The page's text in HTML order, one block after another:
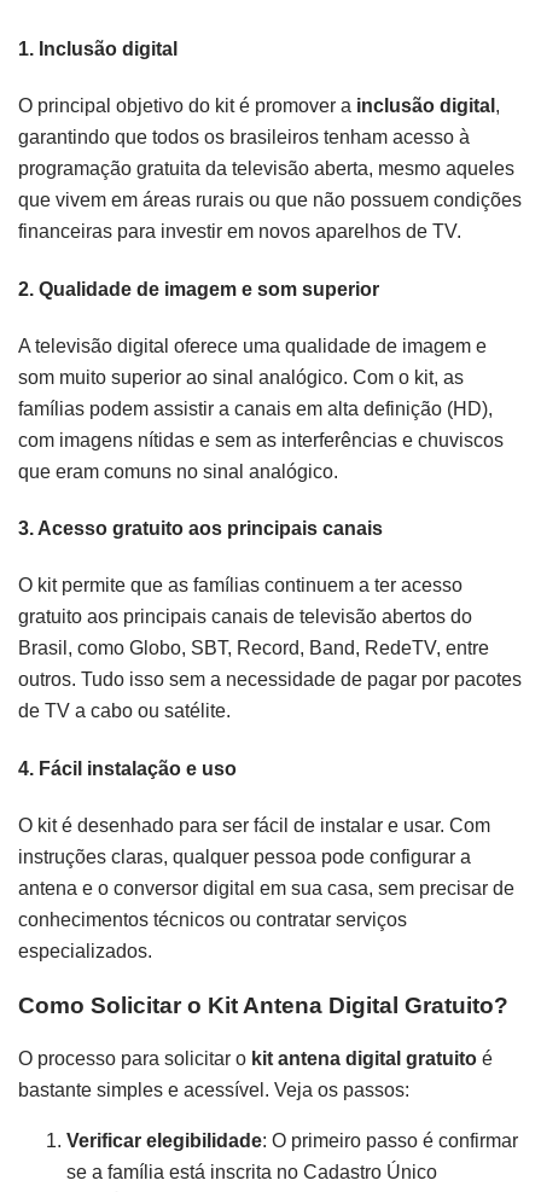
1. Inclusão digital
O principal objetivo do kit é promover a inclusão digital ,
garantindo que todos os brasileiros tenham acesso à
programação gratuita da televisão aberta, mesmo aqueles
que vivem em áreas rurais ou que não possuem condições
financeiras para investir em novos aparelhos de TV.
2. Qualidade de imagem e som superior
A televisão digital oferece uma qualidade de imagem e
som muito superior ao sinal analógico. Com o kit, as
famílias podem assistir a canais em alta definição (HD),
com imagens nítidas e sem as interferências e chuviscos
que eram comuns no sinal analógico.
3. Acesso gratuito aos principais canais
O kit permite que as famílias continuem a ter acesso
gratuito aos principais canais de televisão abertos do
Brasil, como Globo, SBT, Record, Band, RedeTV, entre
outros. Tudo isso sem a necessidade de pagar por pacotes
de TV a cabo ou satélite.
4. Fácil instalação e uso
O kit é desenhado para ser fácil de instalar e usar. Com
instruções claras, qualquer pessoa pode configurar a
antena e o conversor digital em sua casa, sem precisar de
conhecimentos técnicos ou contratar serviços
especializados.
Como Solicitar o Kit Antena Digital Gratuito?
O processo para solicitar o kit antena digital gratuito é
bastante simples e acessível. Veja os passos:
Verificar elegibilidade: O primeiro passo é confirmar
se a família está inscrita no Cadastro Único